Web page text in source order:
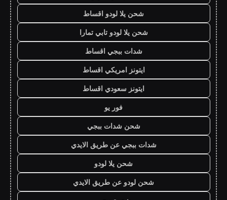
شحن يلا لودو اقساط
شحن يلا لودو تابي تمارا
شدات ببجي اقساط
ايتونز امريكي اقساط
ايتونز سعودي اقساط
فور يو
شحن شدات ببجي
شدات ببجي عن طريق الايدي
شحن يلا لودو
شحن لودو عن طريق الايدي